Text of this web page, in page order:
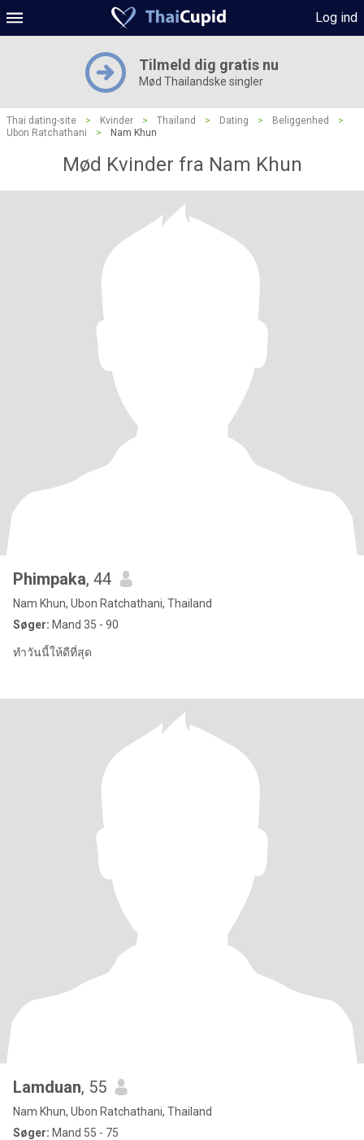
Log ind
Tilmeld dig gratis nu
Mød Thailandske singler
Thai dating-site > Kvinder > Thailand > Dating > Beliggenhed
>
Ubon Ratchathani
> Nam Khun
Mød Kvinder fra Nam Khun
Phimpaka, 44
Nam Khun, Ubon Ratchathani, Thailand
Søger: Mand 35 - 90
ทำวันนี้ให้ดีที่สุด
Lamduan, 55
Nam Khun, Ubon Ratchathani, Thailand
Søger: Mand 55 - 75